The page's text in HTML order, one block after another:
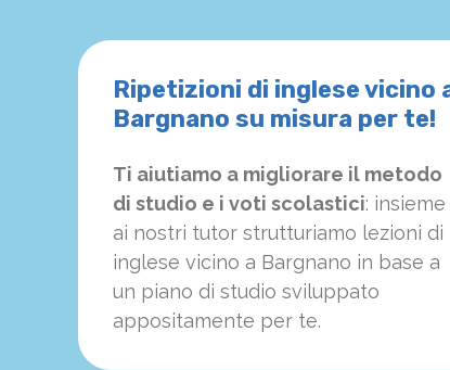
Ripetizioni di inglese vicino
Bargnano su misura per te!
Ti aiutiamo a migliorare il metodo
di studio e i voti scolastici: insieme
ai nostri tutor strutturiamo lezioni di
inglese vicino a Bargnano in base a
un piano di studio sviluppato
appositamente per te.